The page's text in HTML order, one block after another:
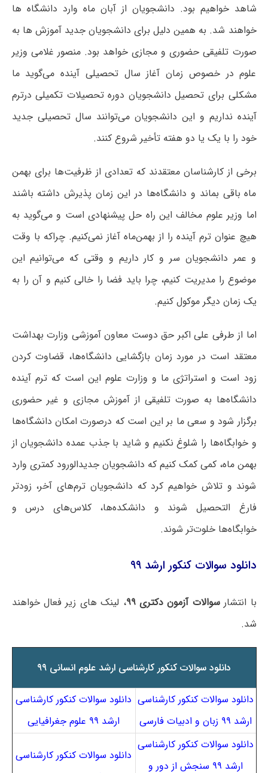
شاهد خواهیم بود. دانشجویان از آبان ماه وارد دانشگاه ها
خواهند شد. به همین دلیل برای دانشجویان جدید آموزش ها به
صورت تلفیقی حضوری و مجازی خواهد بود. منصور غلامی وزیر
علوم در خصوص زمان آغاز سال تحصیلی آینده می‌گوید ما
مشکلی برای تحصیل دانشجویان دوره تحصیلات تکمیلی درترم
آینده نداریم و این دانشجویان می‌توانند سال تحصیلی جدید
خود را با یک یا دو هفته تأخیر شروع کنند.
برخی از کارشناسان معتقدند که تعدادی از ظرفیت‌ها برای بهمن
ماه باقی بماند و دانشگاه‌ها در این زمان پذیرش داشته باشند
اما وزیر علوم مخالف این راه حل پیشنهادی است و می‌گوید به
هیچ عنوان ترم آینده را از بهمن‌ماه آغاز نمی‌کنیم. چراکه با وقت
و عمر دانشجویان سر و کار داریم و وقتی که می‌توانیم این
موضوع را مدیریت کنیم، چرا باید فضا را خالی کنیم و آن را به
یک زمان دیگر موکول کنیم.
اما از طرفی علی اکبر حق دوست معاون آموزشی وزارت بهداشت
معتقد است در مورد زمان بازگشایی دانشگاه‌ها، قضاوت کردن
زود است و استراتژی ما و وزارت علوم این است که‌ ترم آینده
دانشگاه‌ها به صورت تلفیقی از آموزش مجازی و غیر حضوری
برگزار شود و سعی ما بر این است که درصورت امکان دانشگاه‌ها
و خوابگاه‌ها را شلوغ نکنیم و شاید با جذب عمده دانشجویان از
بهمن ماه، کمی کمک کنیم که دانشجویان جدیدالورود کمتری وارد
شوند و تلاش خواهیم کرد که دانشجویان ترم‌های آخر، زودتر
فارغ التحصیل شوند و دانشکده‌ها، کلاس‌های درس و
خوابگاه‌ها خلوت‌تر شوند.
دانلود سوالات کنکور ارشد ۹۹
با انتشارسوالات آزمون دکتری ۹۹
، لینک های زیر فعال خواهند
شد.
دانلود سوالات کنکور کارشناسی ارشد علوم انسانی ۹۹
دانلود سوالات کنکور کارشناسی
ارشد ۹۹ زبان و ادبیات فارسی
دانلود سوالات کنکور کارشناسی
ارشد ۹۹ علوم جغرافیایی
دانلود سوالات کنکور کارشناسی
ارشد ۹۹ سنجش از دور و
دانلود سوالات کنکور کارشناسی